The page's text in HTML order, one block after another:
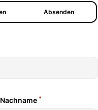
Absenden
*